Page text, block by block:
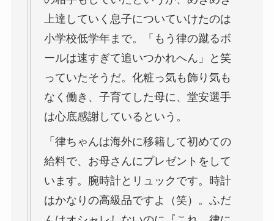
上達していく息子についていけたのは
小学校低学年まで。「もう律の蹴るボ
ールは速すぎて追いつかれへん」と笑
っていたそうだ。化粧っ気も飾り気も
なく働き、子育てした母に、堂安選手
は心底感謝しているという。
「律ちゃんは海外に移籍して初めての
給料で、お母さんにプレゼントをして
います。腕時計とリュックです。時計
はかなりの高級品ですよ（笑）。ふだ